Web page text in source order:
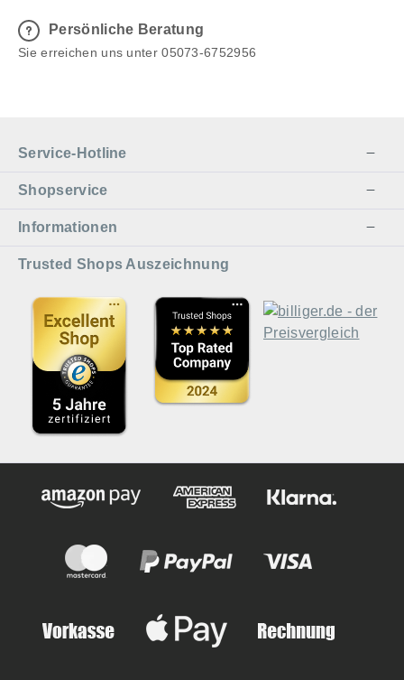
Persönliche Beratung
Sie erreichen uns unter 05073-6752956
Service-Hotline
Shopservice
Informationen
Trusted Shops Auszeichnung